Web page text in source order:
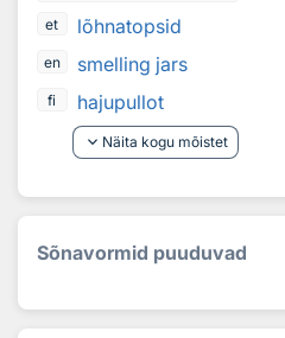
et
lõhnatopsid
en smelling jars
fi
hajupullot
keyboard_arrow_down Näita kogu mõistet
Sõnavormid puuduvad